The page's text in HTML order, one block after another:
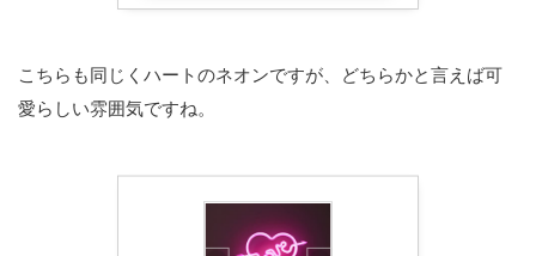
こちらも同じくハートのネオンですが、どちらかと言えば可
愛らしい雰囲気ですね。